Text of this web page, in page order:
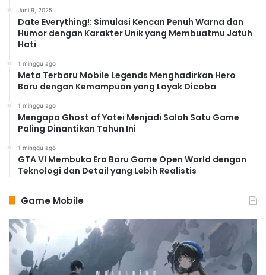
Juni 9, 2025
Date Everything!: Simulasi Kencan Penuh Warna dan
Humor dengan Karakter Unik yang Membuatmu Jatuh
Hati
1 minggu ago
Meta Terbaru Mobile Legends Menghadirkan Hero
Baru dengan Kemampuan yang Layak Dicoba
1 minggu ago
Mengapa Ghost of Yotei Menjadi Salah Satu Game
Paling Dinantikan Tahun Ini
1 minggu ago
GTA VI Membuka Era Baru Game Open World dengan
Teknologi dan Detail yang Lebih Realistis
Game Mobile